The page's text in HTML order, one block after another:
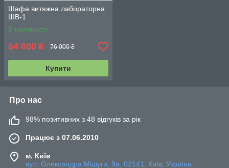
Шафа витяжна лабораторна
ШВ-1
В наявності
64 600 ₴ 76 000 ₴
Купити
Про нас
98% позитивних з 48 відгуків за рік
Працює з 07.06.2010
м. Київ
вул. Олександра Мішуги, 9а, 02141, Київ, Україна